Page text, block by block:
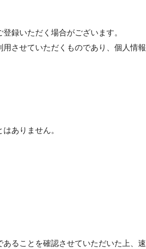
録いただく場合がございます。
させていただくものであり、個人情
ありません。
ることを確認させていただいた上、